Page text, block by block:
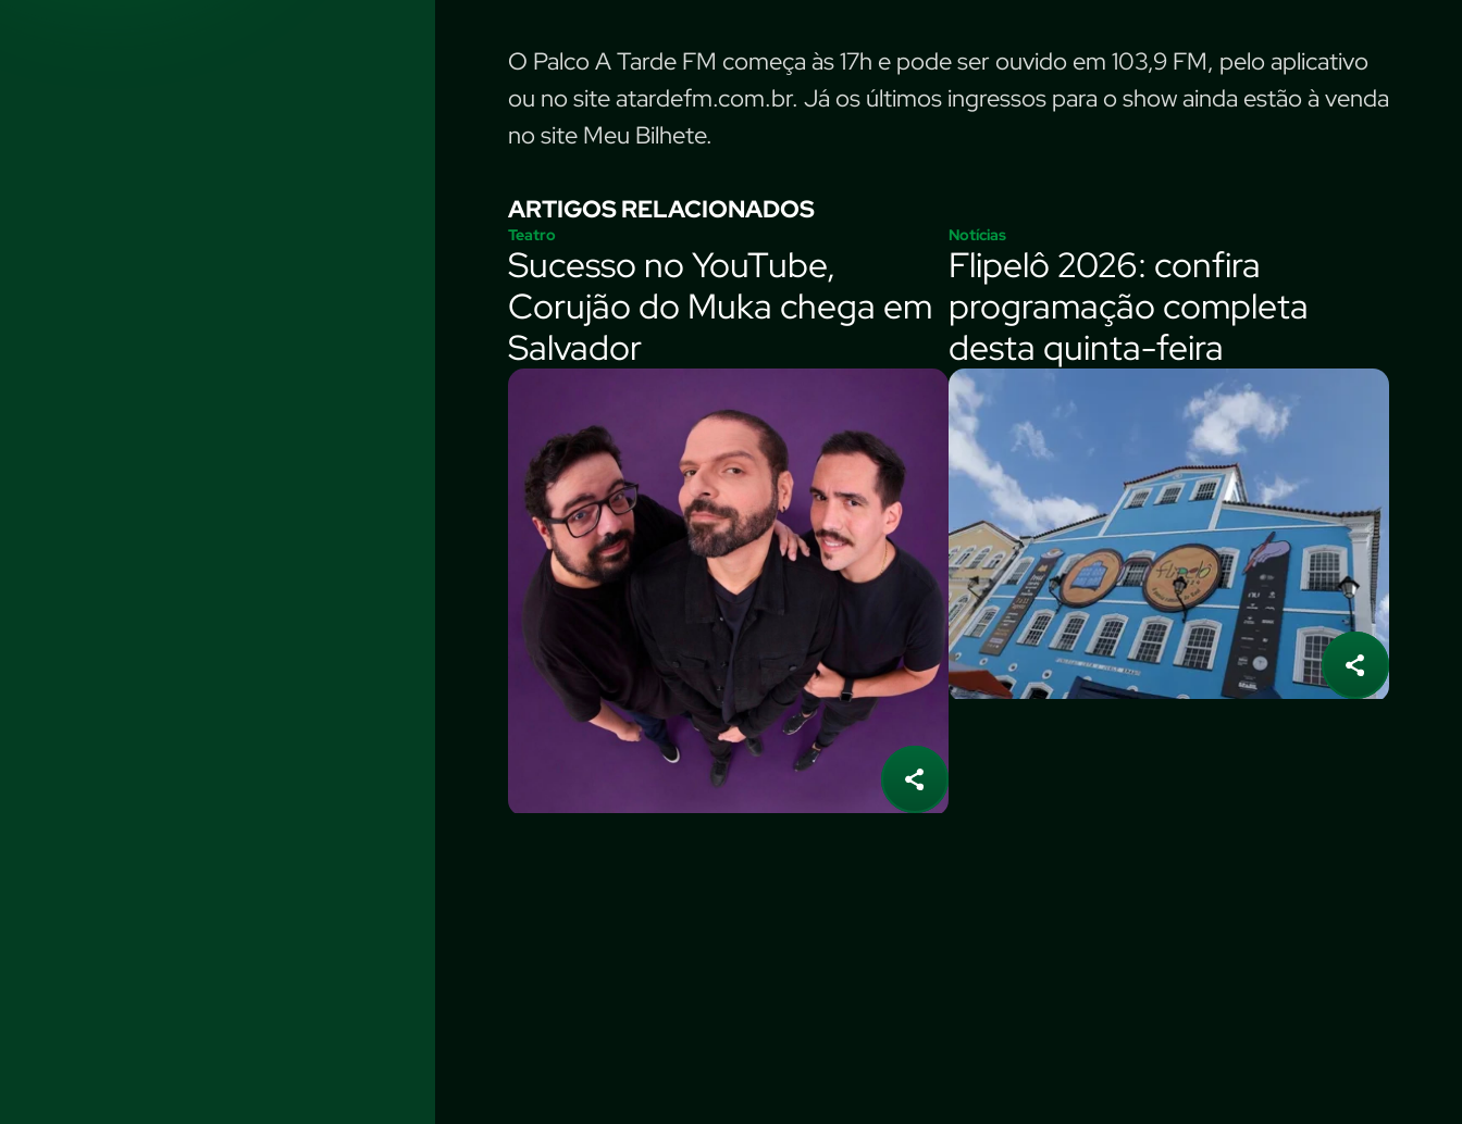
O Palco A Tarde FM começa às 17h e pode ser ouvido em 103,9 FM, pelo aplicativo
ou no site atardefm.com.br. Já os últimos ingressos para o show ainda estão à venda
no site Meu Bilhete.
ARTIGOS RELACIONADOS
Teatro
Sucesso no YouTube,
Corujão do Muka chega em
Salvador
Notícias
Flipelô 2026: confira
programação completa
desta quinta-feira